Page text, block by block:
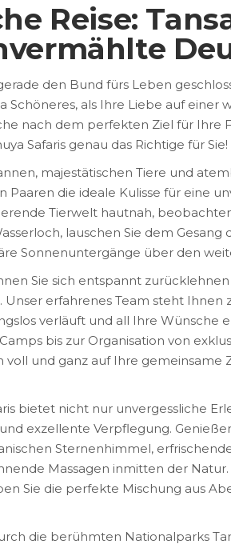
Reise:
den Bund fürs Leben
Schöneres, als Ihre Liebe auf einer
nach dem perfekten Ziel für Ihre
Safaris genau das Richtige für Sie!
majestätischen Tiere und
die ideale Kulisse für eine
Tierwelt hautnah,
lauschen Sie dem Gesang
Sonnenuntergänge über den
Sie sich entspannt
erfahrenes Team steht Ihnen
verläuft und all Ihre Wünsche
bis zur Organisation von
voll und ganz auf Ihre gemeinsame
bietet nicht nur unvergessliche
exzellente Verpflegung.
Sternenhimmel,
Massagen inmitten der Natur.
Sie die perfekte Mischung aus
die berühmten Nationalparks